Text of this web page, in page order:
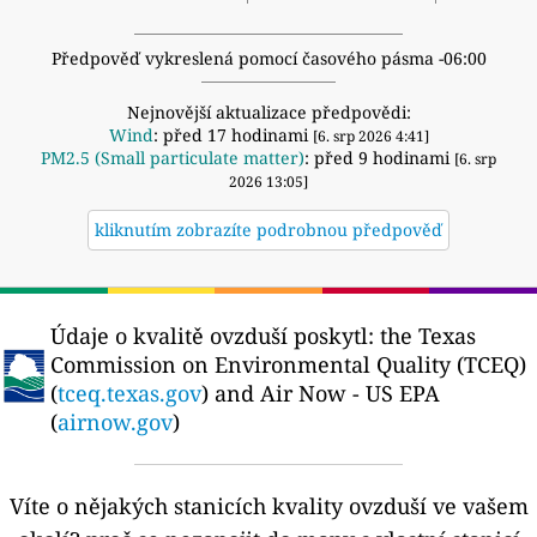
Předpověď vykreslená pomocí časového pásma -06:00
Nejnovější aktualizace předpovědi:
Wind: před 17 hodinami [6. srp 2026 4:41]
PM2.5 (Small particulate matter): před 9 hodinami [6. srp
2026 13:05]
kliknutím zobrazíte podrobnou předpověď
Údaje o kvalitě ovzduší poskytl: the Texas
Commission on Environmental Quality (TCEQ)
(tceq.texas.gov) and Air Now - US EPA
(airnow.gov)
Víte o nějakých stanicích kvality ovzduší ve vašem